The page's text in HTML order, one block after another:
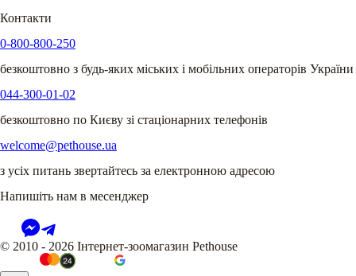
Контакти
0-800-800-250
безкоштовно з будь-яких міських і мобільних операторів України
044-300-01-02
безкоштовно по Києву зі стаціонарних телефонів
welcome@pethouse.ua
з усіх питань звертайтесь за електронною адресою
Напишіть нам в месенджер
© 2010 - 2026 Інтернет-зоомагазин Pethouse